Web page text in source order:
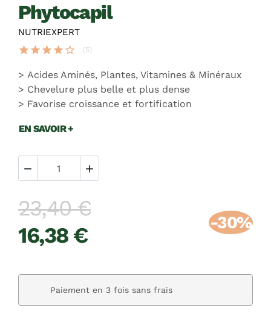
phytocapil
NUTRIEXPERT
star star star star star_border (5)
Acides Aminés, Plantes, Vitamines & Minéraux
Chevelure plus belle et plus dense
Favorise croissance et fortification
EN SAVOIR +
 
23,40 €
16,38 €
-30%
Paiement en 3 fois sans frais